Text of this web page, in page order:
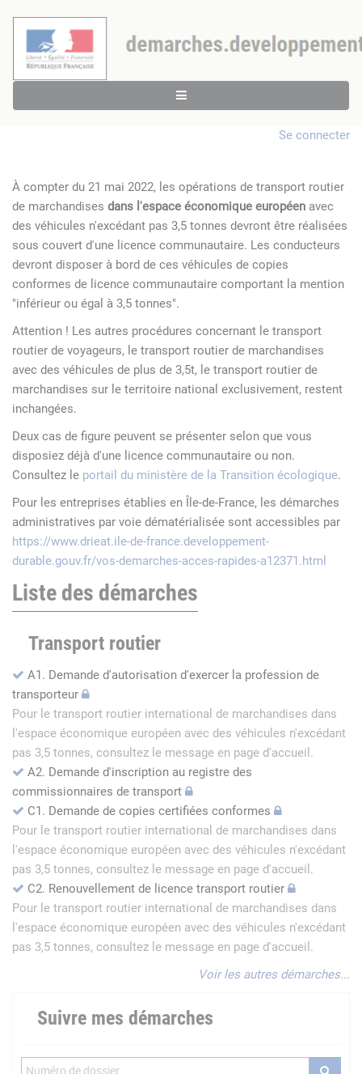
Se connecter
À compter du 21 mai 2022, les opérations de transport routier
de marchandises dans l'espace économique européen avec
des véhicules n'excédant pas 3,5 tonnes devront être réalisées
sous couvert d'une licence communautaire. Les conducteurs
devront disposer à bord de ces véhicules de copies
conformes de licence communautaire comportant la mention
"inférieur ou égal à 3,5 tonnes".
Attention ! Les autres procédures concernant le transport
routier de voyageurs, le transport routier de marchandises
avec des véhicules de plus de 3,5t, le transport routier de
marchandises sur le territoire national exclusivement, restent
inchangées.
Deux cas de figure peuvent se présenter selon que vous
disposiez déjà d'une licence communautaire ou non.
Consultez le portail du ministère de la Transition écologique.
Pour les entreprises établies en Île-de-France, les démarches
administratives par voie dématérialisée sont accessibles par
https://www.drieat.ile-de-france.developpement-
durable.gouv.fr/vos-demarches-acces-rapides-a12371.html
Liste des démarches
Transport routier
A1. Demande d'autorisation d'exercer la profession de
transporteur
Pour le transport routier international de marchandises dans
l'espace économique européen avec des véhicules n'excédant
pas 3,5 tonnes, consultez le message en page d'accueil.
A2. Demande d'inscription au registre des
commissionnaires de transport
C1. Demande de copies certifiées conformes
Pour le transport routier international de marchandises dans
l'espace économique européen avec des véhicules n'excédant
pas 3,5 tonnes, consultez le message en page d'accueil.
C2. Renouvellement de licence transport routier
Pour le transport routier international de marchandises dans
l'espace économique européen avec des véhicules n'excédant
pas 3,5 tonnes, consultez le message en page d'accueil.
Voir les autres démarches...
Suivre mes démarches